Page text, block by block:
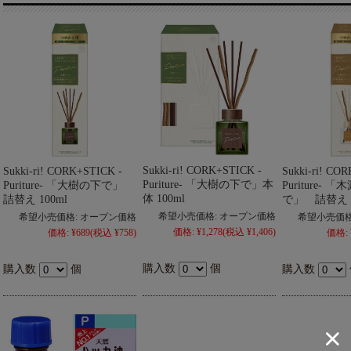
Sukki-ri! CORK+STICK -
Puriture- 「大樹の下で」
詰替え 100ml
希望小売価格: オープン価格
価格: ¥689(税込 ¥758)
購入数 個
Sukki-ri! CORK+STICK -
Puriture- 「大樹の下で」本
体 100ml
希望小売価格: オープン価格
価格: ¥1,278(税込 ¥1,406)
購入数 個
Sukki-ri!
Puriture- 「木
で」 詰替え
希望小売価
価格:
購入数